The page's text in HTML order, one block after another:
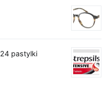
pastylki